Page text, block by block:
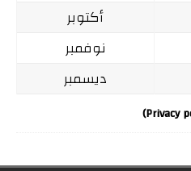
أكتوبر
نوفمبر
ديسمبر